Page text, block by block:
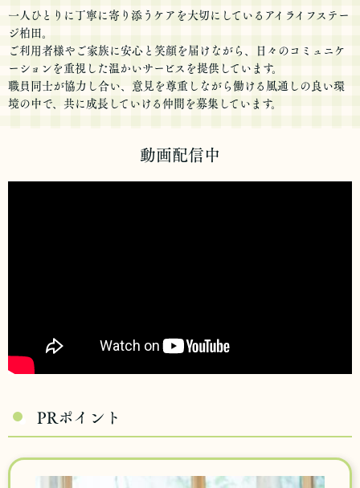
一人ひとりに丁寧に寄り添うケアを大切にしているアイライフステー
ジ柏田。
ご利用者様やご家族に安心と笑顔を届けながら、日々のコミュニケ
ーションを重視した温かいサービスを提供しています。
職員同士が協力し合い、意見を尊重しながら働ける風通しの良い環
境の中で、共に成長していける仲間を募集しています。
動画配信中
PRポイント